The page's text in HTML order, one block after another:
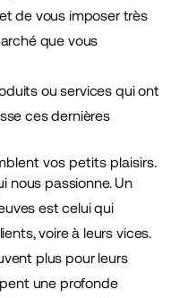
de vous imposer très
que vous
ou services qui ont
ces dernières
vos petits plaisirs.
nous passionne. Un
est celui qui
voire à leurs vices.
plus pour leurs
une profonde